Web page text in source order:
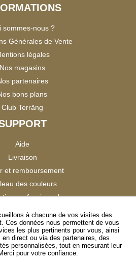
sommes-nous ?
Générales de Vente
légales
Nos magasins
partenaires
bons plans
Club Terräng
Aide
Livraison
et remboursement
des couleurs
professionnels
Catalogues
Clients
NOUS
à chacune de vos visites des
Ces données nous permettent de vous
les plus pertinents pour vous, ainsi
en direct ou via des partenaires, des
personnalisées, tout en mesurant leur
pour votre confiance.